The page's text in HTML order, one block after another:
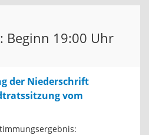
Beginn 19:00 Uhr
der Niederschrift
vom